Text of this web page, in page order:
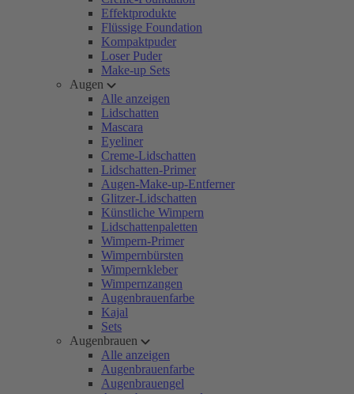
Effektprodukte
Flüssige Foundation
Kompaktpuder
Loser Puder
Make-up Sets
Augen
Alle anzeigen
Lidschatten
Mascara
Eyeliner
Creme-Lidschatten
Lidschatten-Primer
Augen-Make-up-Entferner
Glitzer-Lidschatten
Künstliche Wimpern
Lidschattenpaletten
Wimpern-Primer
Wimpernbürsten
Wimpernkleber
Wimpernzangen
Augenbrauenfarbe
Kajal
Sets
Augenbrauen
Alle anzeigen
Augenbrauenfarbe
Augenbrauengel